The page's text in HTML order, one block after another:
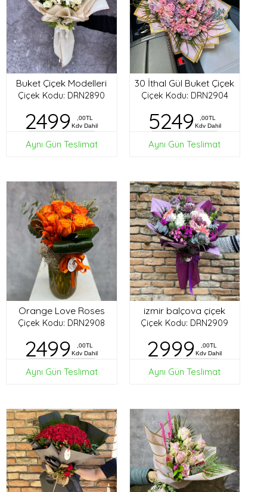
Buket Çiçek Modelleri
Çiçek Kodu: DRN2890
2499
,00TL
Kdv Dahil
Aynı Gün Teslimat
30 İthal Gül Buket Çiçek
Çiçek Kodu: DRN2904
5249
,00TL
Kdv Dahil
Aynı Gün Teslimat
Orange Love Roses
Çiçek Kodu: DRN2908
2499
,00TL
Kdv Dahil
Aynı Gün Teslimat
izmir balçova çiçek
Çiçek Kodu: DRN2909
2999
,00TL
Kdv Dahil
Aynı Gün Teslimat